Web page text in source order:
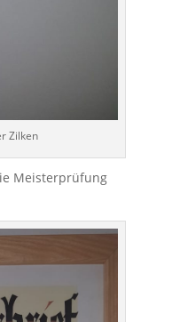
Zilken
Meisterprüfung